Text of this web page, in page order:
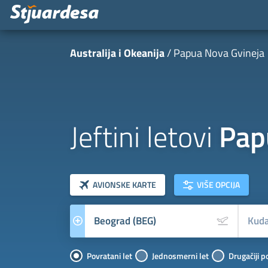
Australija i Okeanija Papua Nova Gvineja
Jeftini letovi
AVIONSKE KARTE Prevoznik
klasa letova
VIŠE OPCIJA
Povratani let Jednosmerni let Drugačiji